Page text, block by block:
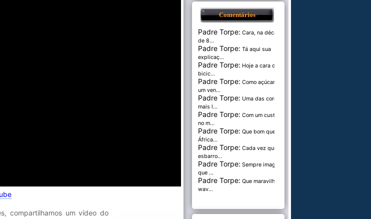
compartilhamos um vídeo do
Comentários
Padre Torpe: Cara, na década
de 8...
Padre Torpe: Tá aqui sua
explicaç...
Padre Torpe: Hoje a cara de
bicic...
Padre Torpe: Como açúcar é
um ven...
Padre Torpe: Uma das cores
mais l...
Padre Torpe: Com um custo de
no m...
Padre Torpe: Que bom que a
África...
Padre Torpe: Cada vez que
esbarro...
Padre Torpe: Sempre imaginei
que ...
Padre Torpe: Que maravilha de
wav...